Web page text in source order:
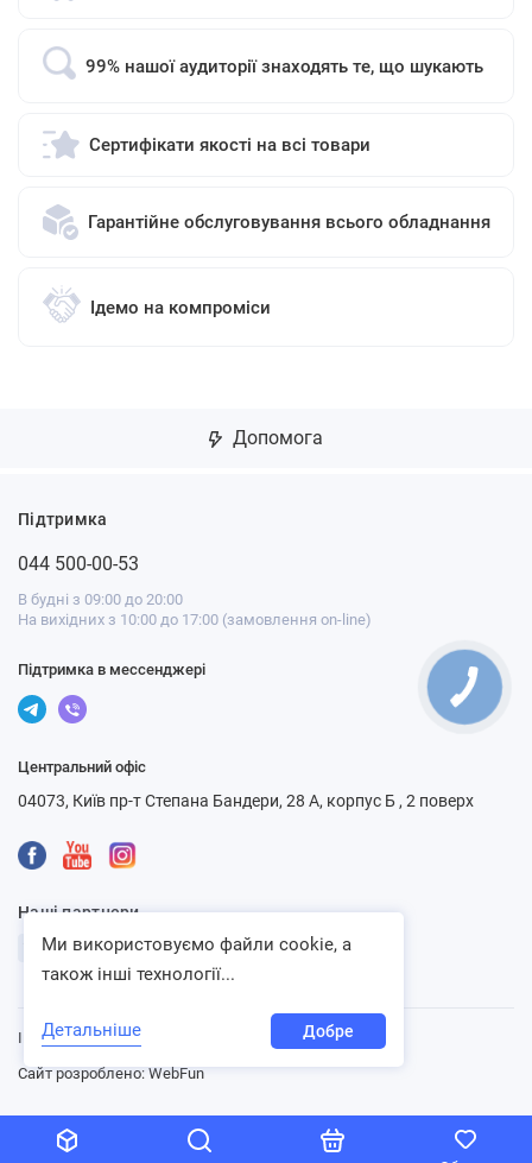
99% нашої аудиторії знаходять те, що шукають
Сертифікати якості на всі товари
Гарантійне обслуговування всього обладнання
Ідемо на компроміси
Допомога
Підтримка
044 500-00-53
В будні з 09:00 до 20:00
На вихідних з 10:00 до 17:00 (замовлення on-line)
Підтримка в мессенджері
Центральний офіс
04073, Київ пр-т Степана Бандери, 28 А, корпус Б , 2 поверх
Наші партнери
Інтернет-магазин «Ventbazar», 2013 - 2026
Сайт розроблено: WebFun
Ми використовуємо файли cookie, а
також інші технології...
Детальніше Добре